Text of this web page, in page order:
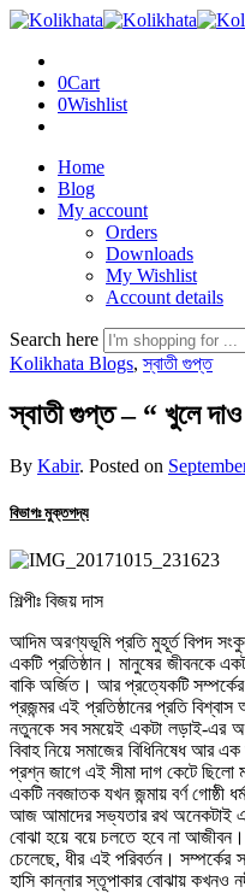
0Cart
0Wishlist
Home
Blog
My account
Orders
Downloads
My Wishlist
Account details
Search here
Kolikhata Blogs,স্বাতী গুপ্ত
স্বাতী গুপ্ত – “ খুলে
By Kabir. Posted on
বিভাগঃ মুক্তগদ্য
শিল্পীঃ বিজয় দাস
আদিম অরণ্যভূমি প্রতি মুহূর্ত বিপদ
একটি প্রতিষ্ঠান। মানুষের জীবনকে
বাকি অর্জিত। আর প্রত্যেকটি সম্পর্কের
প্রজন্মর এই প্রতিষ্ঠানের প্রতি
নতুনকে সব সময়েই একটা লড়াই-এর
বিবাহ নিয়ে সমাজের বিধিনিষেধ আর
প্রশ্ন জাগে এই সীমা দাগ কেটে
একটি নবজাতক যখন জন্মায় বর্ণ গোষ্ঠী
আজ আমাদের সভ্যতার রথ অনেকটাই
বোঝা হয়ে বয়ে চলতে হবে না আজীবন।
চেলেছে, ধীর এই পরিবর্তন। সম্পর্কের
হাসি কান্নার স্তূপাকার বোঝায় কখনও